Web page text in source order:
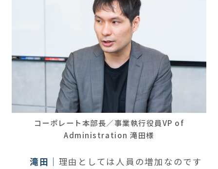
コーポレート本部長／事業執行役員VP of
Administration 滝田様
滝田 理由としては人員の増加なのです